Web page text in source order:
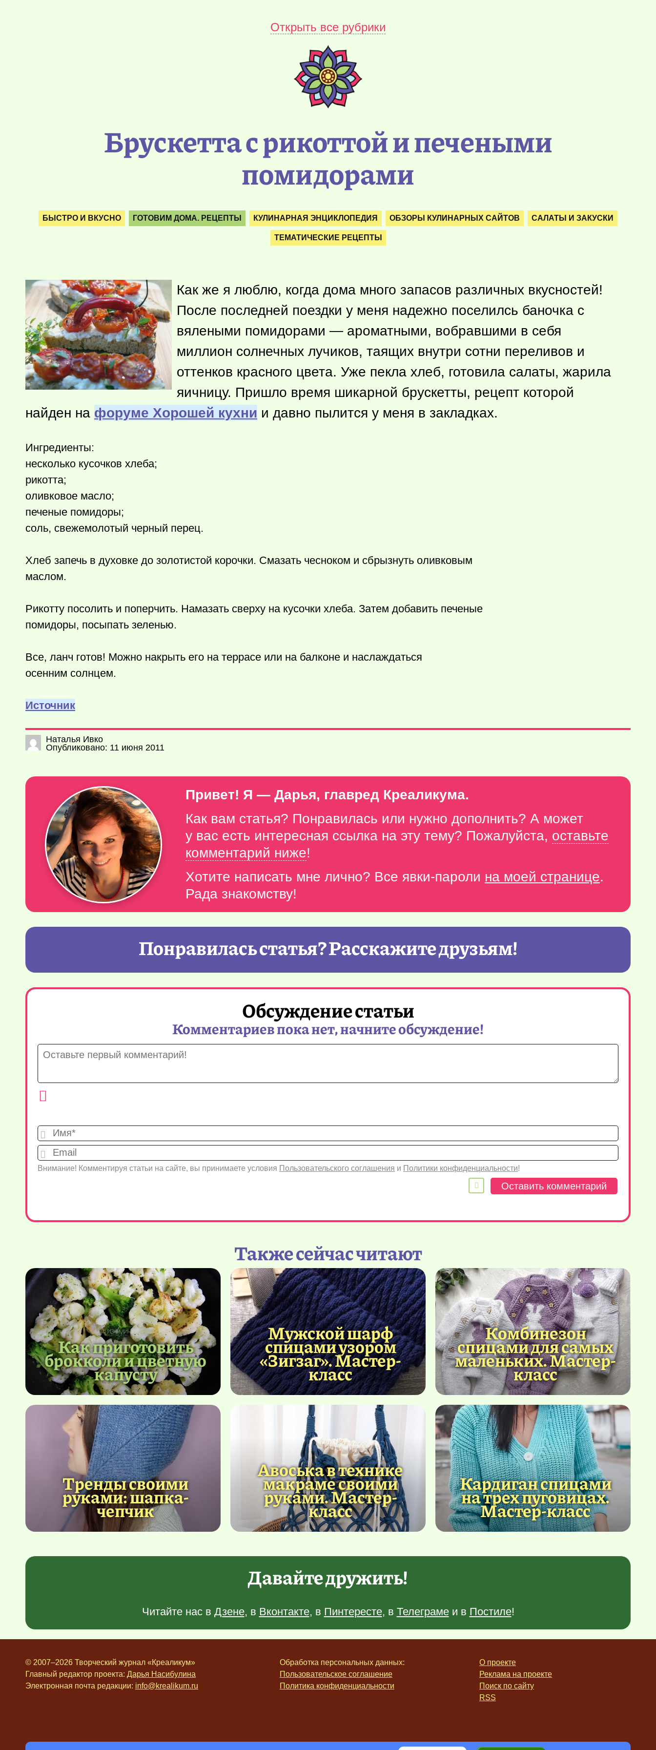
Открыть все рубрики
Брускетта с рикоттой и печеными
помидорами
БЫСТРО И ВКУСНО ГОТОВИМ ДОМА. РЕЦЕПТЫ КУЛИНАРНАЯ ЭНЦИКЛОПЕДИЯ ОБЗОРЫ КУЛИНАРНЫХ САЙТОВ САЛАТЫ И ЗАКУСКИ
ТЕМАТИЧЕСКИЕ РЕЦЕПТЫ
Как же я люблю, когда дома много запасов различных вкусностей!
После последней поездки у меня надежно поселилсь баночка с
вялеными помидорами — ароматными, вобравшими в себя
миллион солнечных лучиков, таящих внутри сотни переливов и
оттенков красного цвета. Уже пекла хлеб, готовила салаты, жарила
яичницу. Пришло время шикарной брускетты, рецепт которой
найден на форуме Хорошей кухни и давно пылится у меня в закладках.
Ингредиенты:
несколько кусочков хлеба;
рикотта;
оливковое масло;
печеные помидоры;
соль, свежемолотый черный перец.
Хлеб запечь в духовке до золотистой корочки. Смазать чесноком и сбрызнуть оливковым
маслом.
Рикотту посолить и поперчить. Намазать сверху на кусочки хлеба. Затем добавить печеные
помидоры, посыпать зеленью.
Все, ланч готов! Можно накрыть его на террасе или на балконе и наслаждаться
осенним солнцем.
Источник
Наталья Ивко
Опубликовано: 11 июня 2011
Привет! Я — Дарья, главред Креаликума.
Как вам статья? Понравилась или нужно дополнить? А может
у вас есть интересная ссылка на эту тему? Пожалуйста, оставьте
комментарий ниже!
Хотите написать мне лично? Все явки-пароли на моей странице.
Рада знакомству!
Понравилась статья? Расскажите друзьям!
Обсуждение статьи
Комментариев пока нет, начните обсуждение!
Имя*
Email
Внимание! Комментируя статьи на сайте, вы принимаете условия Пользовательского соглашения и Политики конфиденциальности!
Также сейчас читают
Как приготовить
брокколи и цветную
капусту
Мужской шарф
спицами узором
«Зигзаг». Мастер-
класс
Комбинезон
спицами для самых
маленьких. Мастер-
класс
Тренды своими
руками: шапка-
чепчик
Авоська в технике
макраме своими
руками. Мастер-
класс
Кардиган спицами
на трех пуговицах.
Мастер-класс
Давайте дружить!
Читайте нас в Дзене, в Вконтакте, в Пинтересте, в Телеграмеи в Постиле!
© 2007–2026 Творческий журнал «Креаликум»
Главный редактор проекта: Дарья Насибулина
Электронная почта редакции: info@krealikum.ru
Обработка персональных данных:
Пользовательское соглашение
Политика конфиденциальности
О проекте
Реклама на проекте
Поиск по сайту
RSS